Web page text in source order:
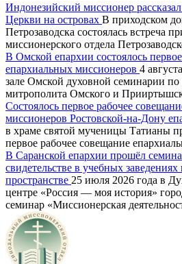
Индонезийский миссионер
Церкви на островах В приходском
Петрозаводска состоялась встреча
миссионерского отдела
В Омской епархии состоялось
епархиальных миссионеров 4
зале Омской духовной семинарии
митрополита Омского и
Состоялось первое рабочее
миссионеров Ростовской-на-Дону
в храме святой мученицы Татианы
первое рабочее совещание
В Саранской епархии прошёл
свидетельстве в учебных
пространстве 25 июля 2026 года в
центре «Россия — моя история»
семинар «Миссионерская